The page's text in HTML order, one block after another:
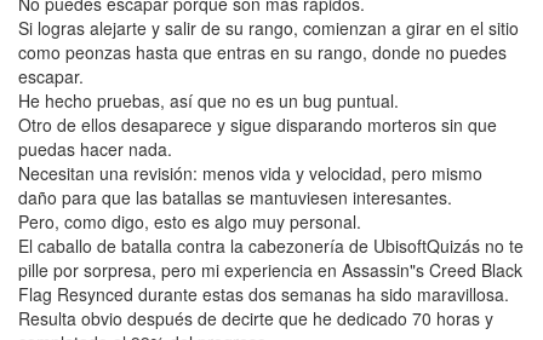
Si logras alejarte y salir de su rango, comienzan a girar en el sitio
como peonzas hasta que entras en su rango, donde no puedes
escapar.
He hecho pruebas, así que no es un bug puntual.
Otro de ellos desaparece y sigue disparando morteros sin que
puedas hacer nada.
Necesitan una revisión: menos vida y velocidad, pero mismo
daño para que las batallas se mantuviesen interesantes.
Pero, como digo, esto es algo muy personal.
El caballo de batalla contra la cabezonería de UbisoftQuizás no te
pille por sorpresa, pero mi experiencia en Assassin"s Creed Black
Flag Resynced durante estas dos semanas ha sido maravillosa.
Resulta obvio después de decirte que he dedicado 70 horas y